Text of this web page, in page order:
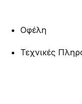
Οφέλη
Τεχνικές